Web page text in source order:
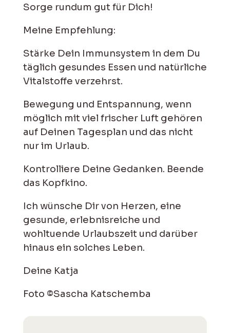
Sorge rundum gut für Dich!
Meine Empfehlung:
Stärke Dein Immunsystem in dem Du
täglich gesundes Essen und natürliche
Vitalstoffe verzehrst.
Bewegung und Entspannung, wenn
möglich mit viel frischer Luft gehören
auf Deinen Tagesplan und das nicht
nur im Urlaub.
Kontrolliere Deine Gedanken. Beende
das Kopfkino.
Ich wünsche Dir von Herzen, eine
gesunde, erlebnisreiche und
wohltuende Urlaubszeit und darüber
hinaus ein solches Leben.
Deine Katja
Foto ©Sascha Katschemba